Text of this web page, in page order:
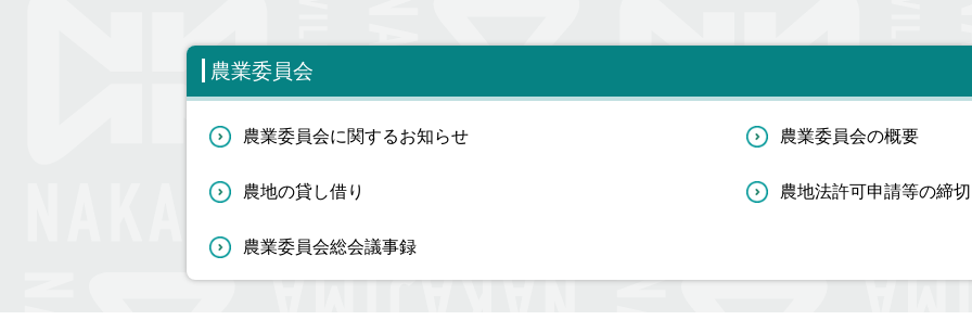
農業委員会
農業委員会に関するお知らせ 農業委員会の概要
農地の貸し借り 農地法許可申請等の締
農業委員会総会議事録